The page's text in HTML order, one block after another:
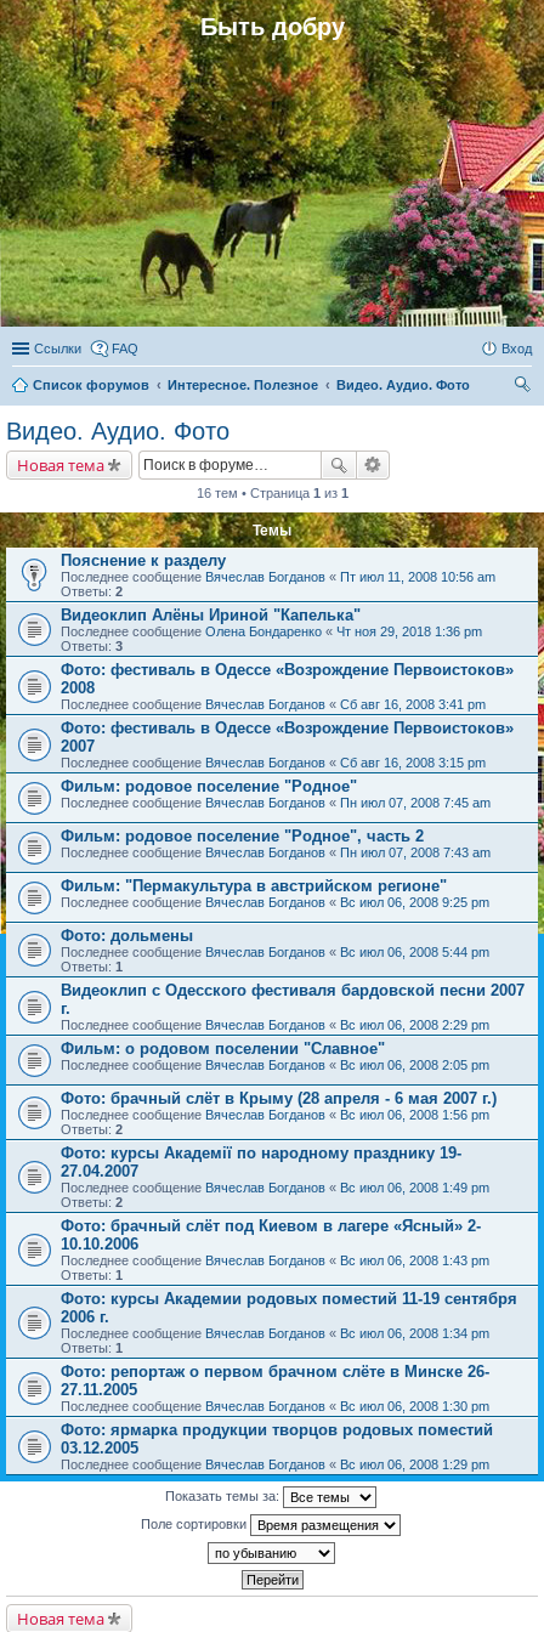
Быть добру
Ссылки FAQ Вход
Список форумов Интересное. Полезное
Видео. Аудио. Фото
Видео. Аудио. Фото
Новая тема
16 тем • Страница 1 из 1
Темы
Пояснение к разделу
Последнее сообщение Вячеслав Богданов « Пт июл 11, 2008 10:56 am
Ответы: 2
Видеоклип Алёны Ириной "Капелька"
Последнее сообщение Олена Бондаренко « Чт ноя 29, 2018 1:36 pm
Ответы: 3
Фото: фестиваль в Одессе «Возрождение Первоистоков»
2008
Последнее сообщение Вячеслав Богданов « Сб авг 16, 2008 3:41 pm
Фото: фестиваль в Одессе «Возрождение Первоистоков»
2007
Последнее сообщение Вячеслав Богданов « Сб авг 16, 2008 3:15 pm
Фильм: родовое поселение "Родное"
Последнее сообщение Вячеслав Богданов « Пн июл 07, 2008 7:45 am
Фильм: родовое поселение "Родное", часть 2
Последнее сообщение Вячеслав Богданов « Пн июл 07, 2008 7:43 am
Фильм: "Пермакультура в австрийском регионе"
Последнее сообщение Вячеслав Богданов « Вс июл 06, 2008 9:25 pm
Фото: дольмены
Последнее сообщение Вячеслав Богданов « Вс июл 06, 2008 5:44 pm
Ответы: 1
Видеоклип с Одесского фестиваля бардовской песни 2007
г.
Последнее сообщение Вячеслав Богданов « Вс июл 06, 2008 2:29 pm
Фильм: о родовом поселении "Славное"
Последнее сообщение Вячеслав Богданов « Вс июл 06, 2008 2:05 pm
Фото: брачный слёт в Крыму (28 апреля - 6 мая 2007 г.)
Последнее сообщение Вячеслав Богданов « Вс июл 06, 2008 1:56 pm
Ответы: 2
Фото: курсы Академії по народному празднику 19-
27.04.2007
Последнее сообщение Вячеслав Богданов « Вс июл 06, 2008 1:49 pm
Ответы: 2
Фото: брачный слёт под Киевом в лагере «Ясный» 2-
10.10.2006
Последнее сообщение Вячеслав Богданов « Вс июл 06, 2008 1:43 pm
Ответы: 1
Фото: курсы Академии родовых поместий 11-19 сентября
2006 г.
Последнее сообщение Вячеслав Богданов « Вс июл 06, 2008 1:34 pm
Ответы: 1
Фото: репортаж о первом брачном слёте в Минске 26-
27.11.2005
Последнее сообщение Вячеслав Богданов « Вс июл 06, 2008 1:30 pm
Фото: ярмарка продукции творцов родовых поместий
03.12.2005
Последнее сообщение Вячеслав Богданов « Вс июл 06, 2008 1:29 pm
Показать темы за:
Поле сортировки
Новая тема